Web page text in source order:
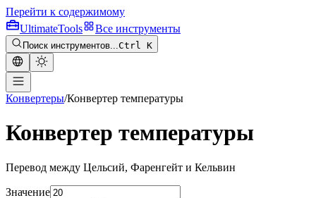
Перейти к содержимому
UltimateTools Все инструменты
Поиск инструментов...Ctrl K
Конвертеры/Конвертер температуры
Конвертер температуры
Перевод между Цельсий, Фаренгейт и Кельвин
Значение